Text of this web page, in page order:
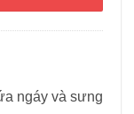
ngáy và sưng